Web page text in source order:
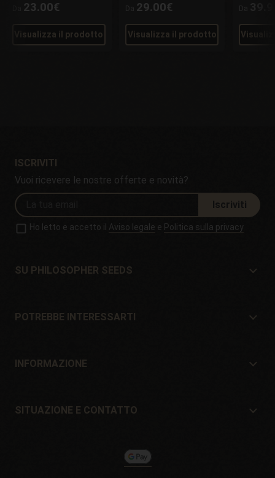
23.00€
Visualizza il prodotto
Da 29.00€
Visualizza il prodotto
Da
ISCRIVITI
Vuoi ricevere le nostre offerte e novità?
Iscriviti
Ho letto e accetto il Aviso legale e Politica sulla privacy
SU PHILOSOPHER SEEDS
Situazione e contatto
POTREBBE INTERESSARTI
Offerte
INFORMAZIONE
Garanzie e resi
SITUAZIONE E CONTATTO
Pol. Industrial Pont del Príncep